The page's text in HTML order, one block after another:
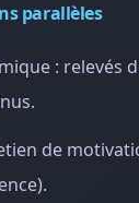
parallèles
: relevés
de